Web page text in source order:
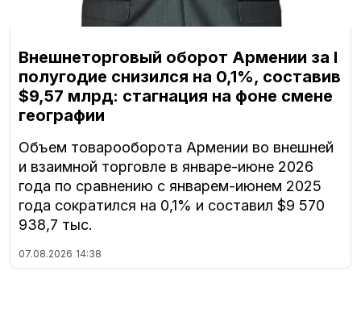
Внешнеторговый оборот Армении за I
полугодие снизился на 0,1%, составив
$9,57 млрд: стагнация на фоне смене
географии
Объем товарооборота Армении во внешней
и взаимной торговле в январе-июне 2026
года по сравнению с январем-июнем 2025
года сократился на 0,1% и составил $9 570
938,7 тыс.
07.08.2026 14:38